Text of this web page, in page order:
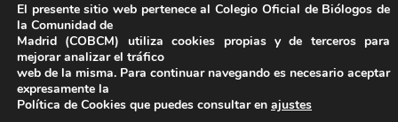
Colegio Oficial de Biólogos de la Comunidad de Madrid.
C/ Santa Engracia 108, 2º int.izq. 28003 Madrid.
El presente sitio web pertenece al Colegio Oficial de Biólogos de
la Comunidad de
Madrid (COBCM) utiliza cookies propias y de terceros para
mejorar analizar el tráfico
web de la misma. Para continuar navegando es necesario aceptar
expresamente la
Política de Cookies que puedes consultar en ajustes